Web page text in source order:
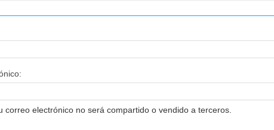
correo electrónico no será compartido o vendido a terceros.